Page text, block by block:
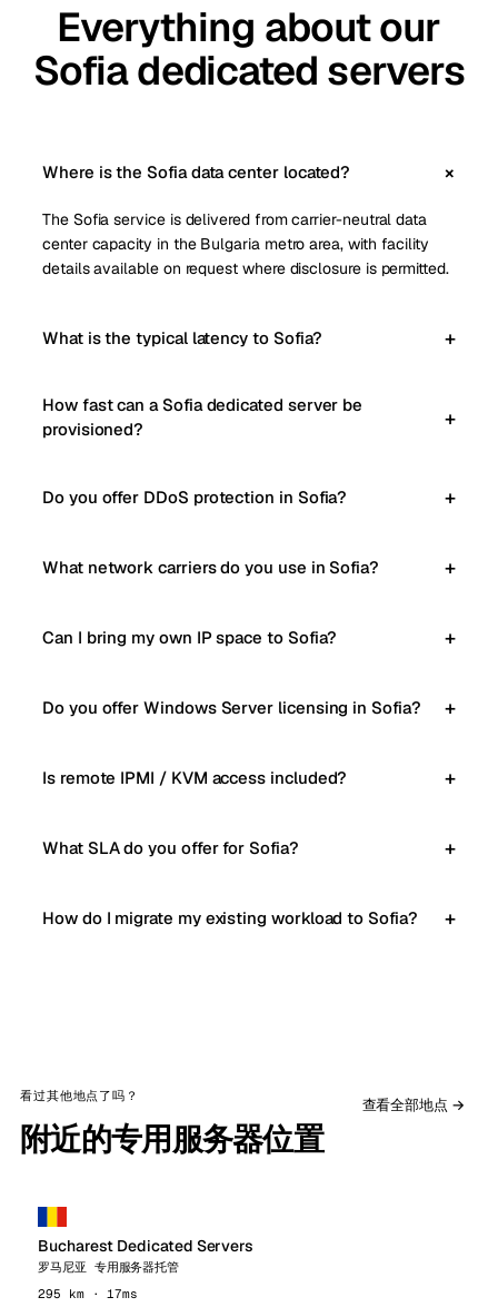
Everything about our
Sofia dedicated servers
Where is the Sofia data center located?
The Sofia service is delivered from carrier-neutral data
center capacity in the Bulgaria metro area, with facility
details available on request where disclosure is permitted.
What is the typical latency to Sofia?
How fast can a Sofia dedicated server be
provisioned?
Do you offer DDoS protection in Sofia?
What network carriers do you use in Sofia?
Can I bring my own IP space to Sofia?
Do you offer Windows Server licensing in Sofia?
Is remote IPMI / KVM access included?
What SLA do you offer for Sofia?
How do I migrate my existing workload to Sofia?
看过其他地点了吗？
附近的专用服务器位置
查看全部地点 →
Bucharest Dedicated Servers
罗马尼亚 专用服务器托管
295 km · 17ms